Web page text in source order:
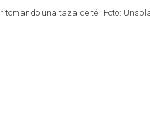
tomando una taza de té. Foto: